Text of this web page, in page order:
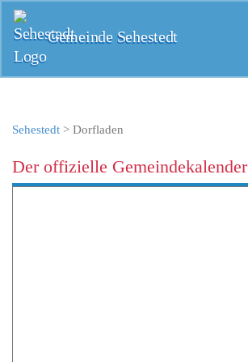
Gemeinde Sehestedt
Sehestedt > Dorfladen
Der offizielle Gemeindekalender